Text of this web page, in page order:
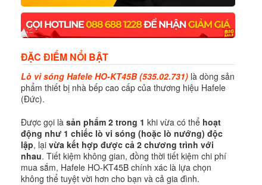
ĐẶC ĐIỂM NỔI BẬT
Lò vi sóng Hafele HO-KT45B (535.02.731)là dòng sản
phẩm thiết bị nhà bếp cao cấp của thương hiệu Hafele
(Đức).
Được gọi là sản phẩm 2 trong 1 khi vừa có thể hoạt
động như 1 chiếc lò vi sóng (hoặc lò nướng) độc
lập, lại vừa kết hợp được cả 2 chương trình với
nhau. Tiết kiệm không gian, đồng thời tiết kiệm chi phí
mua sắm, Hafele HO-KT45B chính xác là lựa chọn
không thể tuyệt vời hơn cho bạn và cả gia đình.